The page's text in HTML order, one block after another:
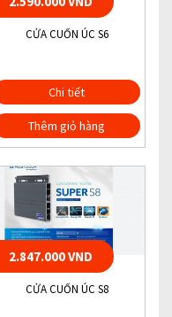
CỬA CUỐN ÚC S6
Chi tiết
Thêm giỏ hàng
2.847.000 VND
CỬA CUỐN ÚC S8